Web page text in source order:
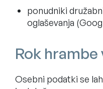
ponudniki
oglaševanja
Rok
Osebni podatki se